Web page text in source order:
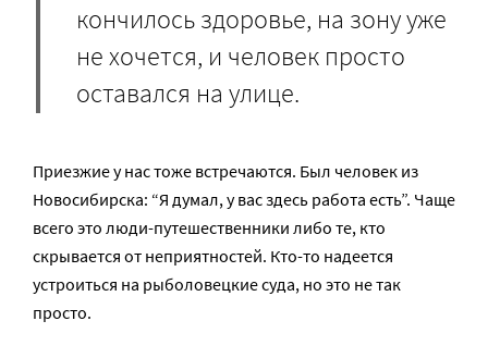
кончилось здоровье, на зону уже
не хочется, и человек просто
оставался на улице.
Приезжие у нас тоже встречаются. Был человек из
Новосибирска: “Я думал, у вас здесь работа есть”. Чаще
всего это люди-путешественники либо те, кто
скрывается от неприятностей. Кто-то надеется
устроиться на рыболовецкие суда, но это не так
просто.